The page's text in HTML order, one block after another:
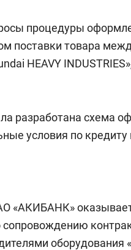
процедуры
поставки товара
HEAVY
разработана схема
условия по кредиту
«АКИБАНК»
сопровождению
оборудования
рок-концерт
с чак-чаком: как
прошла